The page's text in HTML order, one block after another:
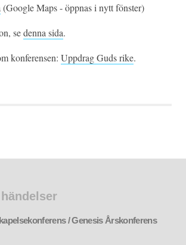
(Google Maps - öppnas i nytt fönster)
sedenna sida.
konferensen: Uppdrag Guds rike.
/ Genesis Årskonferens